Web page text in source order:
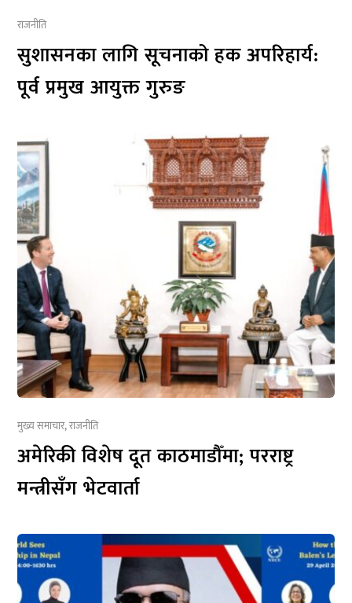
राजनीति
सुशासनका लागि सूचनाको हक अपरिहार्य:
पूर्व प्रमुख आयुक्त गुरुङ
मुख्य समाचार,राजनीति
अमेरिकी विशेष दूत काठमाडौँमा; परराष्ट्र
मन्त्रीसँग भेटवार्ता